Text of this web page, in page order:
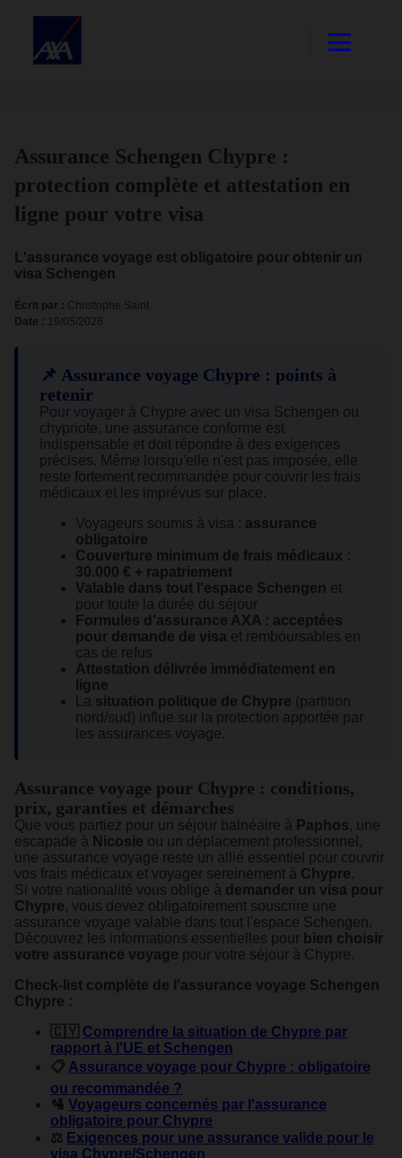
Assurance Schengen Chypre :
protection complète et attestation en
ligne pour votre visa
L'assurance voyage est obligatoire pour obtenir un
visa Schengen
Écrit par : Christophe Saint
Date : 19/05/2026
📌 Assurance voyage Chypre : points à
retenir
Pour voyager à Chypre avec un visa Schengen ou
chypriote, une assurance conforme est
indispensable et doit répondre à des exigences
précises. Même lorsqu'elle n'est pas imposée, elle
reste fortement recommandée pour couvrir les frais
médicaux et les imprévus sur place.
Voyageurs soumis à visa : assurance
obligatoire
Couverture minimum de frais médicaux :
30.000 € + rapatriement
Valable dans tout l'espace Schengen et
pour toute la durée du séjour
Formules d'assurance AXA : acceptées
pour demande de visa et remboursables en
cas de refus
Attestation délivrée immédiatement en
ligne
La situation politique de Chypre (partition
nord/sud) influe sur la protection apportée par
les assurances voyage.
Assurance voyage pour Chypre : conditions,
prix, garanties et démarches
Que vous partiez pour un séjour balnéaire à Paphos, une
escapade à Nicosie ou un déplacement professionnel,
une assurance voyage reste un allié essentiel pour couvrir
vos frais médicaux et voyager sereinement à Chypre.
Si votre nationalité vous oblige à demander un visa pour
Chypre, vous devez obligatoirement souscrire une
assurance voyage valable dans tout l'espace Schengen.
Découvrez les informations essentielles pour bien choisir
votre assurance voyage pour votre séjour à Chypre.
Check-list complète de l'assurance voyage Schengen
Chypre :
🇨🇾 Comprendre la situation de Chypre par
rapport à l'UE et Schengen
📋 Assurance voyage pour Chypre : obligatoire
ou recommandée ?
🛂 Voyageurs concernés par l'assurance
obligatoire pour Chypre
⚖️ Exigences pour une assurance valide pour le
visa Chypre/Schengen